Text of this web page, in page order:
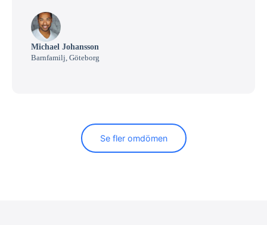
Michael Johansson
Barnfamilj, Göteborg
Se fler omdömen